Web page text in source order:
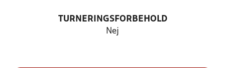
TURNERINGSFORBEHOLD
Nej